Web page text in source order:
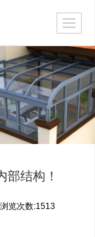
结构！
浏览次数:1513